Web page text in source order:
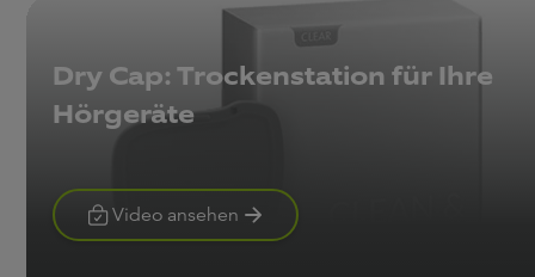
Dry Cap: Trockenstation für Ihre
Hörgeräte
Video ansehen